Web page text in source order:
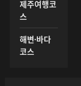
제주여행코
스
해변·바다
코스